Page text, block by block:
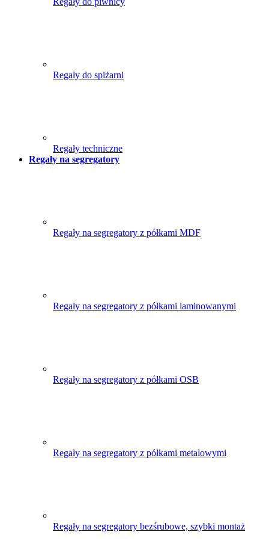
Regały do spiżarni
Regały techniczne
Regały na segregatory
Regały na segregatory z półkami MDF
Regały na segregatory z półkami laminowanymi
Regały na segregatory z półkami OSB
Regały na segregatory z półkami metalowymi
Regały na segregatory bezśrubowe, szybki montaż